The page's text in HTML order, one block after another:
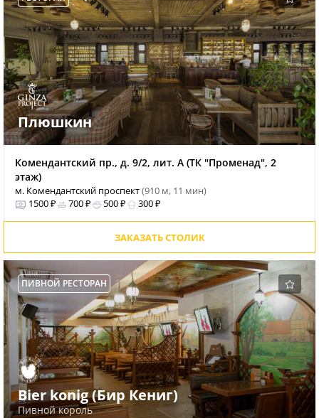
Плюшкин
Комендантский пр., д. 9/2, лит. А (ТК "Променад", 2
этаж)
м. Комендантский проспект(910 м, 11 мин)
1500 ₽
700 ₽ 500 ₽ 300 ₽
ЗАКАЗАТЬ СТОЛИК
ПИВНОЙ РЕСТОРАН
Bier konig (Бир Кениг)
Пивной король